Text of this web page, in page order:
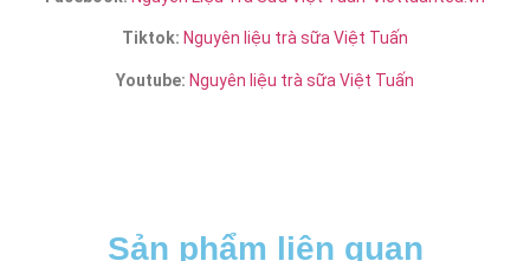
Tiktok: Nguyên liệu trà sữa Việt Tuấn
Youtube: Nguyên liệu trà sữa Việt Tuấn
Sản phẩm liên quan